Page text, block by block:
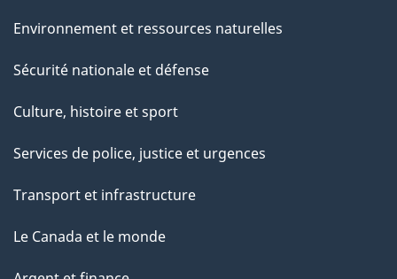
c
e
t
e
a
g
Environnement et ressources naturelles
Sécurité nationale et défense
Culture, histoire et sport
Services de police, justice et urgences
Transport et infrastructure
Le Canada et le monde